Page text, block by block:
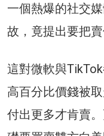
一個熱爆的社交
故，竟提出要把賣
這對微軟與
高百分比價錢被
付出更多才肯賣